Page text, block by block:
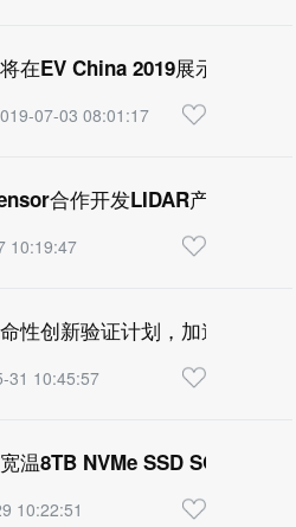
在EV China 2019展示电动汽
07-03 08:01:17
合作开发LIDAR产品加快
10:19:47
性创新验证计划，加速自动驾
31 10:45:57
温8TB NVMe SSD SQFlash
10:22:51